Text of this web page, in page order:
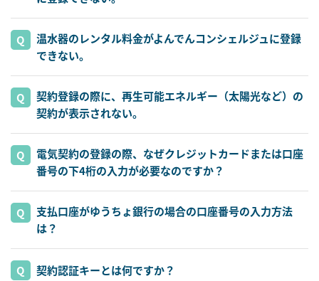
温水器のレンタル料金がよんでんコンシェルジュに登録
できない。
契約登録の際に、再生可能エネルギー（太陽光など）の
契約が表示されない。
電気契約の登録の際、なぜクレジットカードまたは口座
番号の下4桁の入力が必要なのですか？
支払口座がゆうちょ銀行の場合の口座番号の入力方法
は？
契約認証キーとは何ですか？